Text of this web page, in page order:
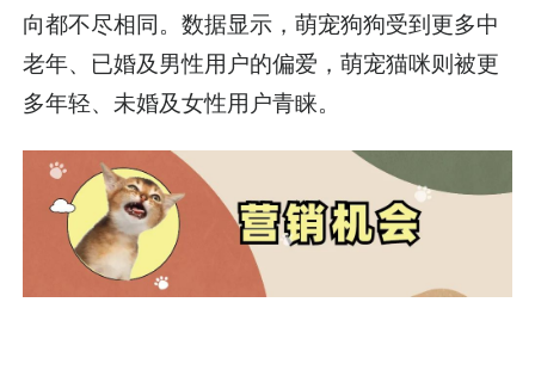
向都不尽相同。数据显示，萌宠狗狗受到更多中
老年、已婚及男性用户的偏爱，萌宠猫咪则被更
多年轻、未婚及女性用户青睐。